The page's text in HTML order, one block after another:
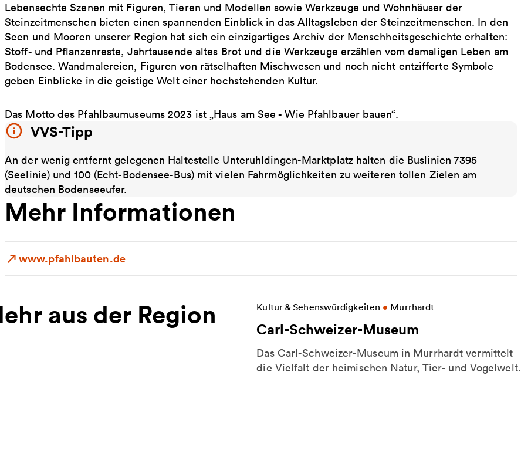
Lebensechte Szenen mit Figuren, Tieren und Modellen sowie Werkzeuge und Wohnhäuser der
Steinzeitmenschen bieten einen spannenden Einblick in das Alltagsleben der Steinzeitmenschen. In den
Seen und Mooren unserer Region hat sich ein einzigartiges Archiv der Menschheitsgeschichte erhalten:
Stoff- und Pflanzenreste, Jahrtausende altes Brot und die Werkzeuge erzählen vom damaligen Leben am
Bodensee. Wandmalereien, Figuren von rätselhaften Mischwesen und noch nicht entzifferte Symbole
geben Einblicke in die geistige Welt einer hochstehenden Kultur.
Das Motto des Pfahlbaumuseums 2023 ist „Haus am See - Wie Pfahlbauer bauen“.
VVS-Tipp
An der wenig entfernt gelegenen Haltestelle Unteruhldingen-Marktplatz halten die Buslinien 7395
(Seelinie) und 100 (Echt-Bodensee-Bus) mit vielen Fahrmöglichkeiten zu weiteren tollen Zielen am
deutschen Bodenseeufer.
Mehr Informationen
www.pfahlbauten.de
aus der Region Kultur & Sehenswürdigkeiten • Murrhardt
Carl-Schweizer-Museum
Das Carl-Schweizer-Museum in Murrhardt vermittelt
die Vielfalt der heimischen Natur, Tier- und Vogelwelt.
Weitere Informationen zu Carl-Schweizer-Museum